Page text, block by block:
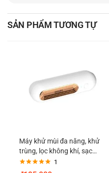
SẢN PHẨM TƯƠNG TỰ
Máy khử mùi đa năng, khử
trùng, lọc không khí, sạc
USB tiện dụng, sử dụng cho
tủ lạnh, ô tô, tủ quần áo, tủ
Được xếp
1